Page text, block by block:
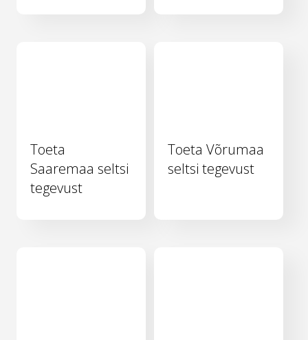
Toeta
Saaremaa seltsi
tegevust
Toeta Võrumaa
seltsi tegevust